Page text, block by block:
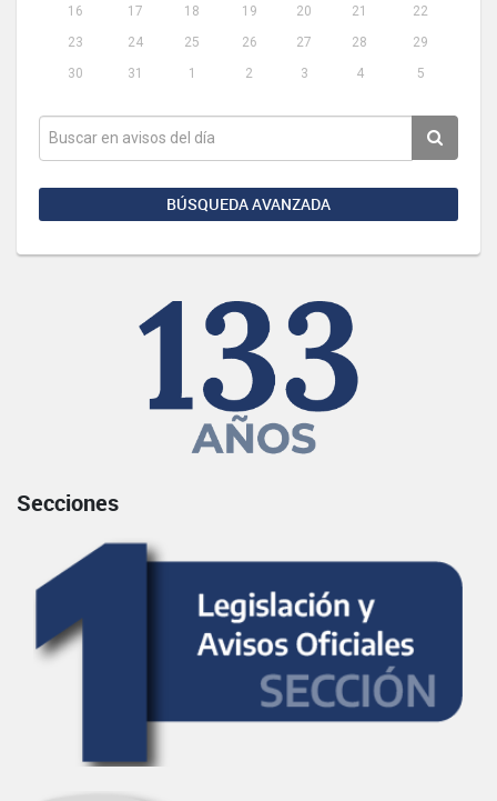
16
17 18 19 20 21
22
23
24 25 26 27 28
29
30
31 1 2 3 4 5
BÚSQUEDA AVANZADA
Secciones